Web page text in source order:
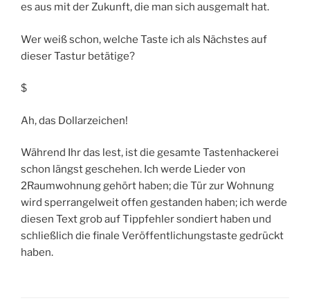
es aus mit der Zukunft, die man sich ausgemalt hat.
Wer weiß schon, welche Taste ich als Nächstes auf
dieser Tastur betätige?
$
Ah, das Dollarzeichen!
Während Ihr das lest, ist die gesamte Tastenhackerei
schon längst geschehen. Ich werde Lieder von
2Raumwohnung gehört haben; die Tür zur Wohnung
wird sperrangelweit offen gestanden haben; ich werde
diesen Text grob auf Tippfehler sondiert haben und
schließlich die finale Veröffentlichungstaste gedrückt
haben.